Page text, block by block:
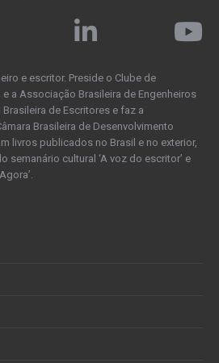
e escritor. Preside o Clube de
e a Associação Brasileira de Engenheiros
de Escritores e faz a
Brasileira de Desenvolvimento
livros publicados no Brasil e no exterior,
semanário cultural ‘A voz do escritor’ e